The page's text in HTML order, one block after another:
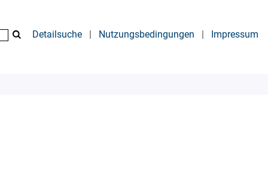
Detailsuche | Nutzungsbedingungen | Impressum